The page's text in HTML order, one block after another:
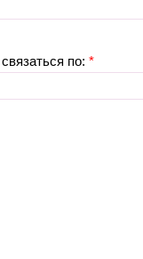
по:*